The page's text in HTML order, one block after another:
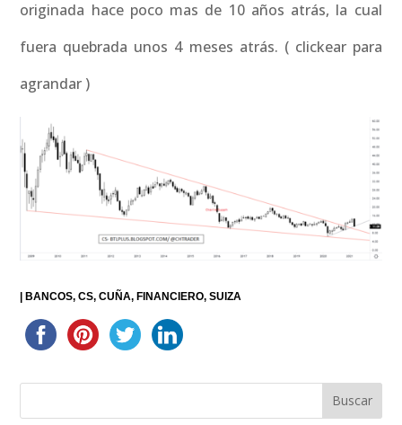
originada hace poco mas de 10 años atrás, la cual
fuera quebrada unos 4 meses atrás. ( clickear para
agrandar )
|BANCOS CS CUÑA FINANCIERO SUIZA